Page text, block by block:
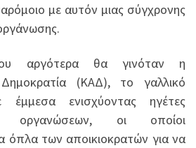
με αυτόν μιας σύγχρονης
αργότερα θα γινόταν η
Δημοκρατία (ΚΑΔ), το γαλλικό
έμμεσα ενισχύοντας ηγέτες
οργανώσεων, οι οποίοι
όπλα των αποικιοκρατών για να